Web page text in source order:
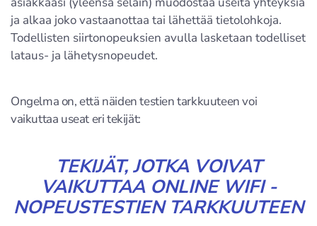
ja alkaa joko vastaanottaa tai lähettää tietolohkoja.
Todellisten siirtonopeuksien avulla lasketaan todelliset
lataus- ja lähetysnopeudet.
Ongelma on, että näiden testien tarkkuuteen voi
vaikuttaa useat eri tekijät:
TEKIJÄT, JOTKA VOIVAT
VAIKUTTAA ONLINE WIFI -
NOPEUSTESTIEN TARKKUUTEEN